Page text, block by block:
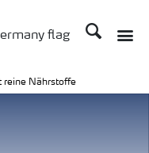
Suchen
reine Nährstoffe